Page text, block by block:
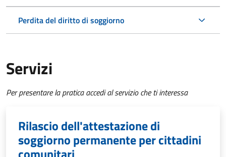
Perdita del diritto di soggiorno
Servizi
Per presentare la pratica accedi al servizio che ti interessa
Rilascio dell'attestazione di
soggiorno permanente per cittadini